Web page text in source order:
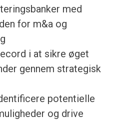
med
for m&a og
i at sikre øget
gennem strategisk
potentielle
og drive